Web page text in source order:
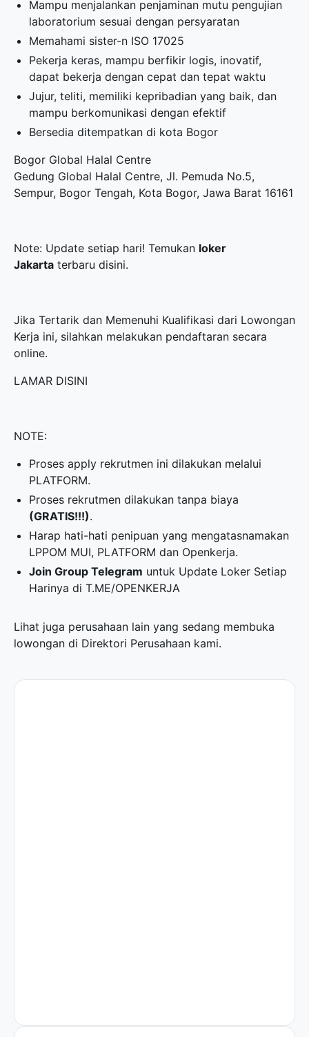
Mampu menjalankan penjaminan mutu pengujian
laboratorium sesuai dengan persyaratan
Memahami sister-n ISO 17025
Pekerja keras, mampu berfikir logis, inovatif,
dapat bekerja dengan cepat dan tepat waktu
Jujur, teliti, memiliki kepribadian yang baik, dan
mampu berkomunikasi dengan efektif
Bersedia ditempatkan di kota Bogor
Bogor Global Halal Centre
Gedung Global Halal Centre, Jl. Pemuda No.5,
Sempur, Bogor Tengah, Kota Bogor, Jawa Barat 16161
Note: Update setiap hari! Temukan loker
Jakarta terbaru disini.
Jika Tertarik dan Memenuhi Kualifikasi dari Lowongan
Kerja ini, silahkan melakukan pendaftaran secara
online.
LAMAR DISINI
NOTE:
Proses apply rekrutmen ini dilakukan melalui
PLATFORM.
Proses rekrutmen dilakukan tanpa biaya
(GRATIS!!!).
Harap hati-hati penipuan yang mengatasnamakan
LPPOM MUI, PLATFORM dan Openkerja.
Join Group Telegram untuk Update Loker Setiap
Harinya diT.ME/OPENKERJA
Lihat juga perusahaan lain yang sedang membuka
lowongan di Direktori Perusahaan kami.